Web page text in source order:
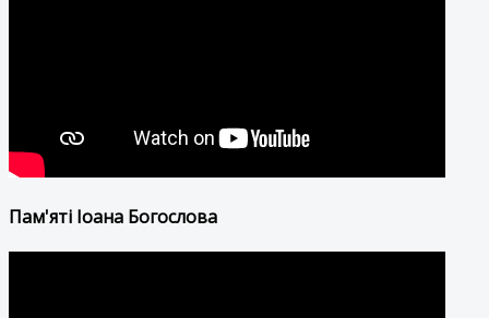
Пам'яті Іоана Богослова